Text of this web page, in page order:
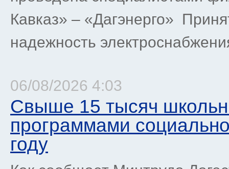
Кавказ» – «Дагэнерго»
надежность
06/08/2026 4:03
Свыше 15 тысяч
программами
году